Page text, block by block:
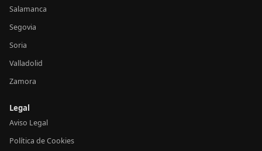
Salamanca
Segovia
Soria
Valladolid
Zamora
Legal
Aviso Legal
Política de Cookies